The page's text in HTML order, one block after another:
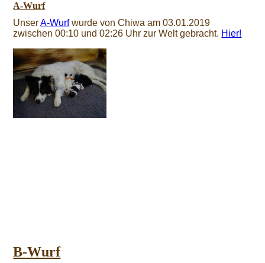
A-Wurf
UnserA-Wurfwurde von Chiwa am 03.01.2019
zwischen 00:10 und 02:26 Uhr zur Welt gebracht. Hier!
B-Wurf